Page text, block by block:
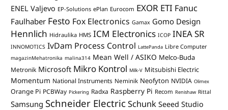
ENEL Valjevo EP-Solutions ePlan Eurocom EXOR ETI Fanuc
Faulhaber Festo Fox Electronics Gamax Gomo Design
Hennlich Hidraulika HMS ICM Electronics ICOP INEA SR
INNOMOTICS IvDam Process Control LattePanda Libre Computer
magazinMehatronika malina314 Mean Well / ASIKO Melco-Buda
Metronik Microsoft Mikro Kontrol Milk-V Mitsubishi Electric
Momentum National Instruments Neminik Neofyton NVIDIA Olimex
Orange Pi PCBWay Pickering Radxa Raspberry Pi Recom Renishaw Rittal
Samsung Schneider ElectricSchunk Seeed Studio